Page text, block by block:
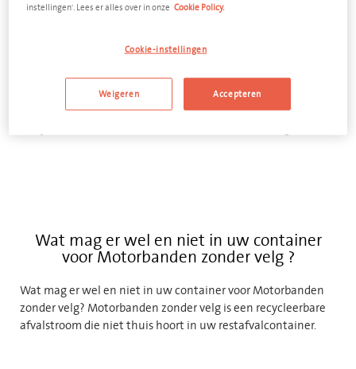
VOEG TOE AAN OFFERTE
Wat mag er wel en niet in uw container
voor Motorbanden zonder velg ?
Wat mag er wel en niet in uw container voor Motorbanden
zonder velg? Motorbanden zonder velg is een recycleerbare
afvalstroom die niet thuis hoort in uw restafvalcontainer.
instellingen'. Lees er alles over in onze Cookie Policy.
Cookie-instellingen
Weigeren Accepteren